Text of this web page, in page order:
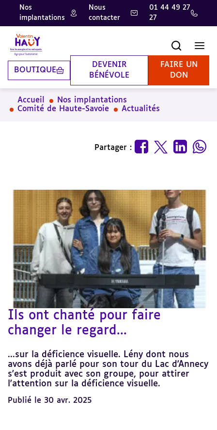
Aller
contenu
principal
Aller
pied
de
page
Aller
la
recherche
Nos
implantations
Nous
contacter
01 44 49 27
27
BOUTIQUE
DEVENIR
BÉNÉVOLE
FAIRE UN
DON
Accueil
Nos implantations
Comité de Haute-Savoie
Actualités
Partager :
Ils ont chanté pour faire
changer le regard...
...sur la déficience visuelle. Lény dont nous
avons déjà parlé pour son tour du Lac d'Annecy
s'est produit avec son groupe, pour attirer
l'attention sur la déficience visuelle.
Publié le 30 avr. 2025